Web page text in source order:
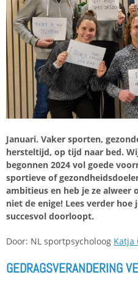
Januari. Vaker sporten,
hersteltijd, op tijd naar bed.
begonnen 2024 vol goede
sportieve of
ambitieus en heb je ze alweer
niet de enige! Lees verder hoe
succesvol doorloopt.
Door: NL sportpsycholoog Katja
GEDRAGSVERANDERING